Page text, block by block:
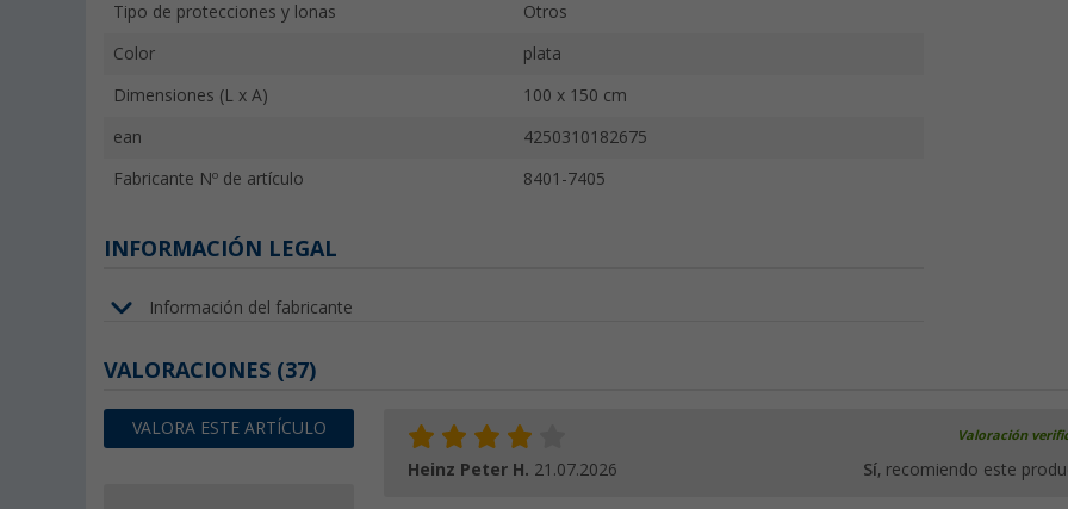
Tipo de protecciones y lonas Otros
Color plata
Dimensiones (L x A) 100 x 150 cm
ean 4250310182675
Fabricante Nº de artículo 8401-7405
INFORMACIÓN LEGAL
Información del fabricante
VALORACIONES (37)
VALORA ESTE ARTÍCULO Valoración
Heinz Peter H. 21.07.2026 Sí, recomiendo este